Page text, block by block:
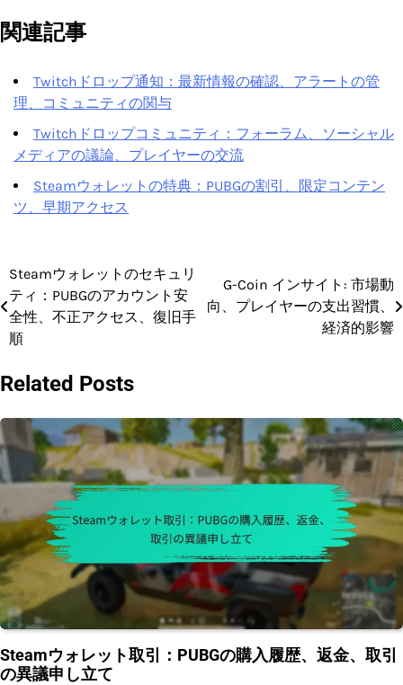
関連記事
Twitchドロップ通知：最新情報の確認、アラートの管
理、コミュニティの関与
Twitchドロップコミュニティ：フォーラム、ソーシャル
メディアの議論、プレイヤーの交流
Steamウォレットの特典：PUBGの割引、限定コンテン
ツ、早期アクセス
Post
navigation
Steamウォレットのセキュリ
ティ：PUBGのアカウント安
全性、不正アクセス、復旧手
順
G-Coin インサイト: 市場動
向、プレイヤーの支出習慣、
経済的影響
Related Posts
Steamウォレット取引：PUBGの購入履歴、返金、取引
の異議申し立て